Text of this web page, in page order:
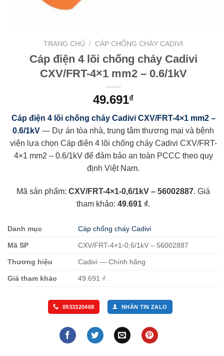
TRANG CHỦ / CÁP CHỐNG CHÁY CADIVI
Cáp điện 4 lõi chống cháy Cadivi
CXV/FRT-4×1 mm2 – 0.6/1kV
49.691₫
Cáp điện 4 lõi chống cháy Cadivi CXV/FRT-4×1 mm2 –
0.6/1kV — Dự án tòa nhà, trung tâm thương mại và bệnh
viện lựa chọn Cáp điện 4 lõi chống cháy Cadivi CXV/FRT-
4×1 mm2 – 0.6/1kV để đảm bảo an toàn PCCC theo quy
định Việt Nam.
Mã sản phẩm: CXV/FRT-4×1-0,6/1kV – 56002887. Giá
tham khảo: 49.691 ₫.
Danh mục Cáp chống cháy Cadivi
Mã SP CXV/FRT-4×1-0,6/1kV – 56002887
Thương hiệu Cadivi — Chính hãng
Giá tham khảo 49.691 ₫
0933320468 NHẮN TIN ZALO